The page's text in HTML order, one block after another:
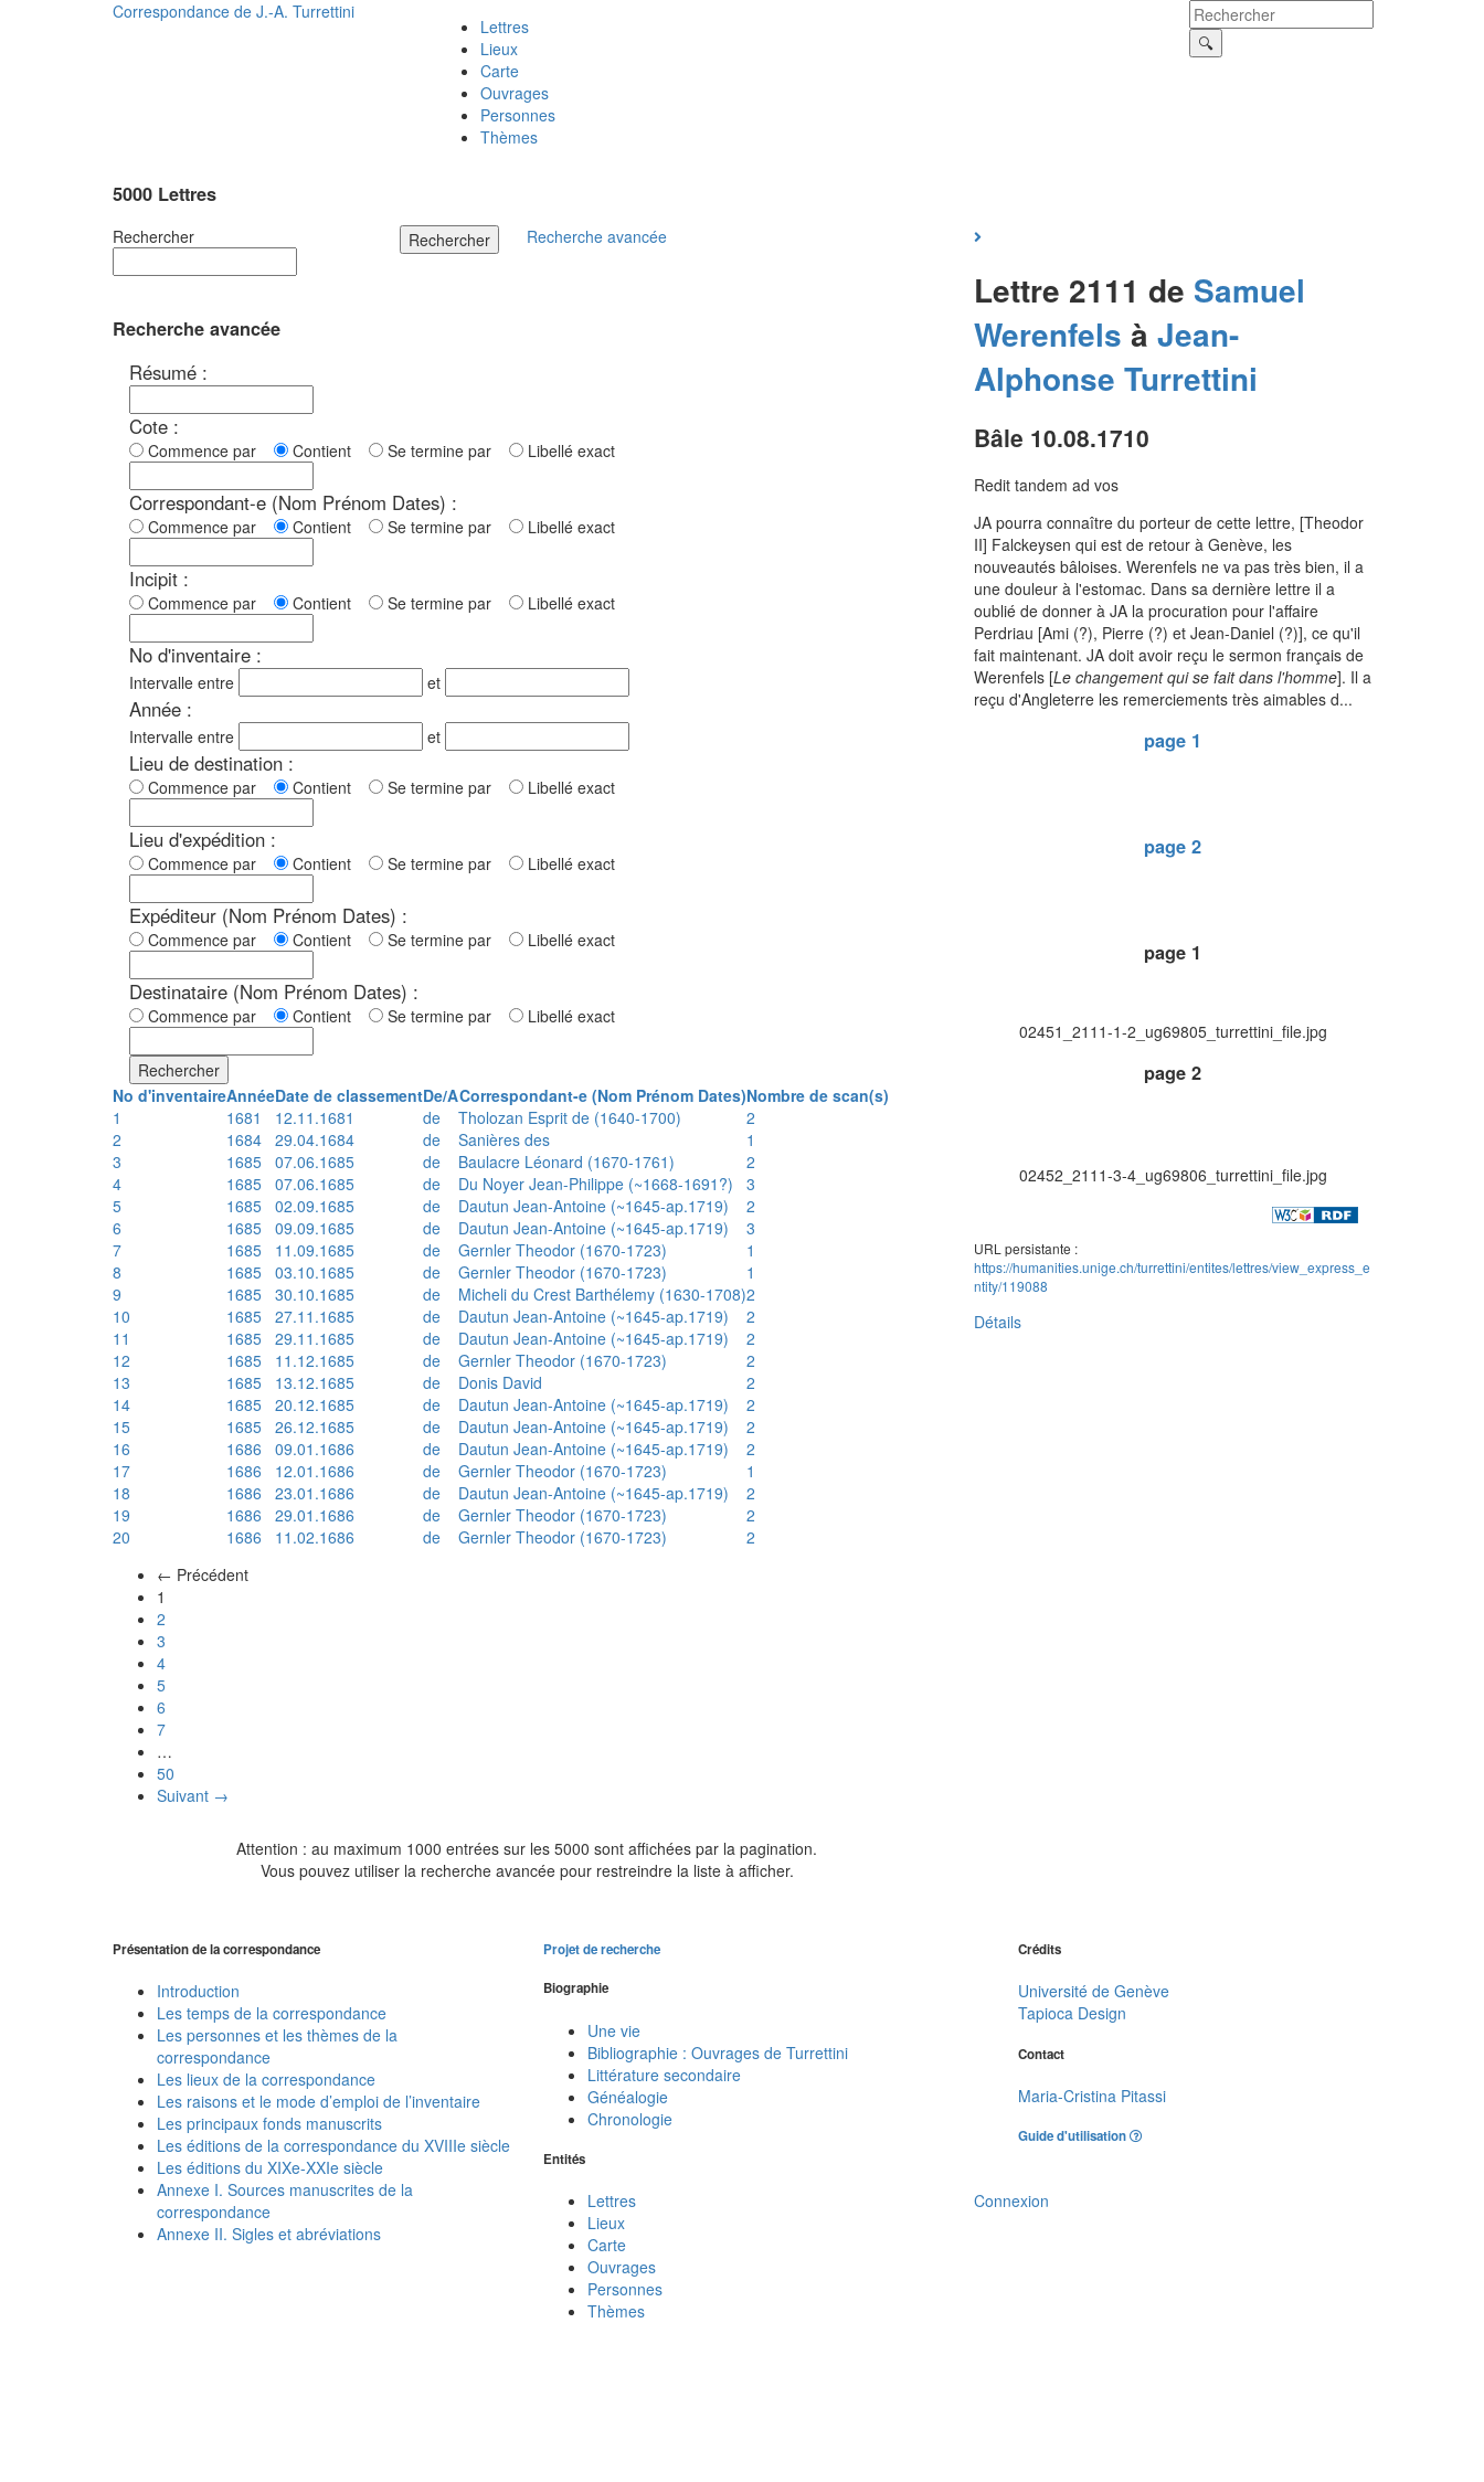
Correspondance de J.-A. Turrettini
Lettres
Lieux
Carte
Ouvrages
Personnes
Thèmes
5000 Lettres
Rechercher Rechercher Recherche avancée
Recherche avancée
Résumé :
Cote :
Commence par Contient Se termine par Libellé exact
Correspondant-e (Nom Prénom Dates) :
Commence par Contient Se termine par Libellé exact
Incipit :
Commence par Contient Se termine par Libellé exact
No d'inventaire :
Intervalle entre et
Année :
Intervalle entre et
Lieu de destination :
Commence par Contient Se termine par Libellé exact
Lieu d'expédition :
Commence par Contient Se termine par Libellé exact
Expéditeur (Nom Prénom Dates) :
Commence par Contient Se termine par Libellé exact
Destinataire (Nom Prénom Dates) :
Commence par Contient Se termine par Libellé exact
Rechercher
No d'inventaireAnnéeDate de classementDe/ACorrespondant-e (Nom Prénom Dates)Nombre de scan(s)
1
1681 12.11.1681 de Tholozan Esprit de (1640-1700)
2
2
1684 29.04.1684 de Sanières des
1
3
1685 07.06.1685 de Baulacre Léonard (1670-1761)
2
4
1685 07.06.1685 de Du Noyer Jean-Philippe (~1668-1691?)
3
5
1685 02.09.1685 de Dautun Jean-Antoine (~1645-ap.1719)
2
6
1685 09.09.1685 de Dautun Jean-Antoine (~1645-ap.1719)
3
7
1685 11.09.1685 de Gernler Theodor (1670-1723)
1
8
1685 03.10.1685 de Gernler Theodor (1670-1723)
1
9
1685 30.10.1685 de Micheli du Crest Barthélemy (1630-1708)2
10
1685 27.11.1685 de Dautun Jean-Antoine (~1645-ap.1719)
2
11
1685 29.11.1685 de Dautun Jean-Antoine (~1645-ap.1719)
2
12
1685 11.12.1685 de Gernler Theodor (1670-1723)
2
13
1685 13.12.1685 de Donis David
2
14
1685 20.12.1685 de Dautun Jean-Antoine (~1645-ap.1719)
2
15
1685 26.12.1685 de Dautun Jean-Antoine (~1645-ap.1719)
2
16
1686 09.01.1686 de Dautun Jean-Antoine (~1645-ap.1719)
2
17
1686 12.01.1686 de Gernler Theodor (1670-1723)
1
18
1686 23.01.1686 de Dautun Jean-Antoine (~1645-ap.1719)
2
19
1686 29.01.1686 de Gernler Theodor (1670-1723)
2
20
1686 11.02.1686 de Gernler Theodor (1670-1723)
2
← Précédent
1
2
3
4
5
6
7
…
50
Suivant →
Attention : au maximum 1000 entrées sur les 5000 sont affichées par la pagination.
Vous pouvez utiliser la recherche avancée pour restreindre la liste à afficher.
Lettre 2111 de Samuel
Werenfels à Jean-
Alphonse Turrettini
Bâle 10.08.1710
Redit tandem ad vos
JA pourra connaître du porteur de cette lettre, [Theodor
II] Falckeysen qui est de retour à Genève, les
nouveautés bâloises. Werenfels ne va pas très bien, il a
une douleur à l'estomac. Dans sa dernière lettre il a
oublié de donner à JA la procuration pour l'affaire
Perdriau [Ami (?), Pierre (?) et Jean-Daniel (?)], ce qu'il
fait maintenant. JA doit avoir reçu le sermon français de
Werenfels [Le changement qui se fait dans l'homme]. Il a
reçu d'Angleterre les remerciements très aimables d...
page 1
page 2
page 1
02451_2111-1-2_ug69805_turrettini_file.jpg
page 2
02452_2111-3-4_ug69806_turrettini_file.jpg
URL persistante :
https://humanities.unige.ch/turrettini/entites/lettres/view_express_e
ntity/119088
Détails
Présentation de la correspondance
Introduction
Les temps de la correspondance
Les personnes et les thèmes de la
correspondance
Les lieux de la correspondance
Les raisons et le mode d’emploi de l’inventaire
Les principaux fonds manuscrits
Les éditions de la correspondance du XVIIIe siècle
Les éditions du XIXe-XXIe siècle
Annexe I. Sources manuscrites de la
correspondance
Annexe II. Sigles et abréviations
Projet de recherche
Biographie
Une vie
Bibliographie : Ouvrages de Turrettini
Littérature secondaire
Généalogie
Chronologie
Entités
Lettres
Lieux
Carte
Ouvrages
Personnes
Thèmes
Crédits
Université de Genève
Tapioca Design
Contact
Maria-Cristina Pitassi
Guide d'utilisation
Connexion